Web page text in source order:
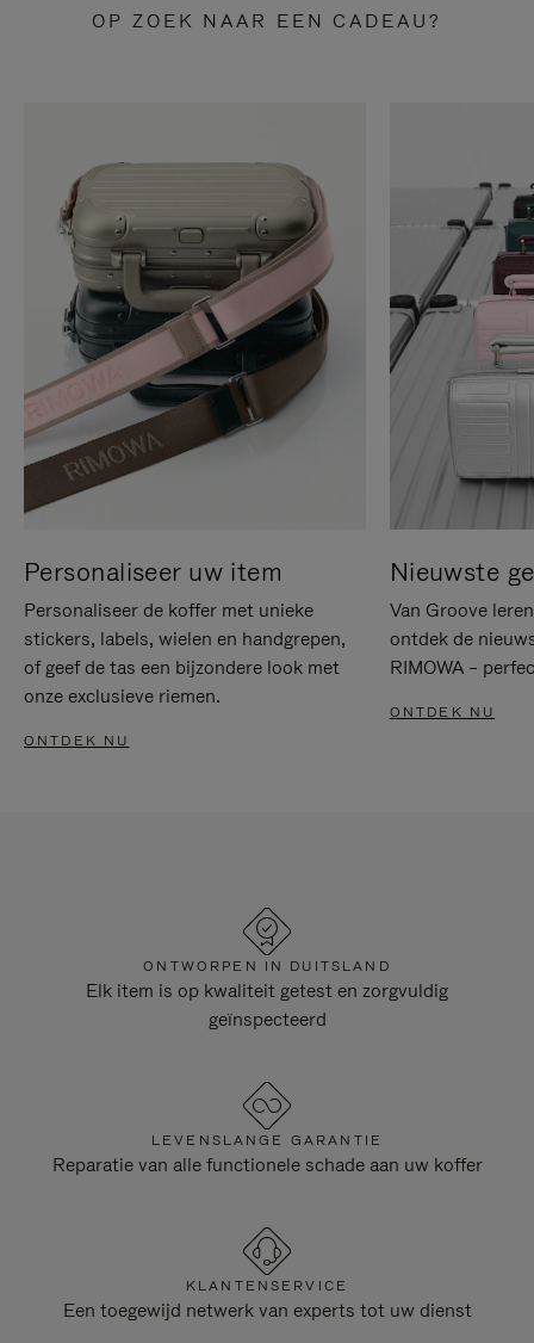
OP ZOEK NAAR EEN CADEAU?
Personaliseer uw item
Personaliseer de koffer met unieke
stickers, labels, wielen en handgrepen,
of geef de tas een bijzondere look met
onze exclusieve riemen.
ONTDEK NU
Nieuwste
Van Groove
ontdek de
RIMOWA –
ONTDEK NU
ONTWORPEN IN DUITSLAND
Elk item is op kwaliteit getest en zorgvuldig
geïnspecteerd
LEVENSLANGE GARANTIE
Reparatie van alle functionele schade aan uw koffer
KLANTENSERVICE
Een toegewijd netwerk van experts tot uw dienst